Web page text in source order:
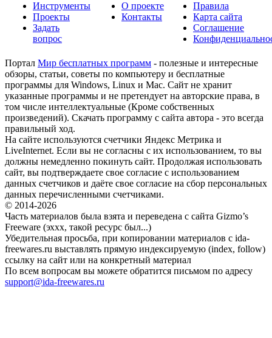
Инструменты
Проекты
Задать
вопрос
О проекте
Контакты
Правила
Карта сайта
Соглашение
Портал Мир бесплатных программ - полезные и интересные
обзоры, статьи, советы по компьютеру и бесплатные
программы для Windows, Linux и Mac. Сайт не хранит
указанные программы и не претендует на авторские права, в
том числе интеллектуальные (Кроме собственных
произведений). Скачать программу с сайта автора - это всегда
правильный ход.
На сайте используются счетчики Яндекс Метрика и
LiveInternet. Если вы не согласны с их использованием, то вы
должны немедленно покинуть сайт. Продолжая использовать
сайт, вы подтверждаете свое согласие с использованием
данных счетчиков и даёте свое согласие на сбор персональных
данных перечисленными счетчиками.
© 2014-2026
Часть материалов была взята и переведена с сайта Gizmo’s
Freeware (эххх, такой ресурс был...)
Убедительная просьба, при копировании материалов с ida-
freewares.ru выставлять прямую индексируемую (index, follow)
ссылку на сайт или на конкретный материал
По всем вопросам вы можете обратится письмом по адресу
support@ida-freewares.ru